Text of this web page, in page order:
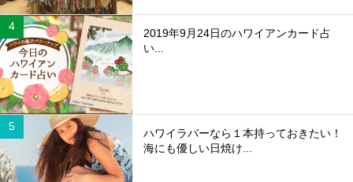
2019年9月24日のハワイアンカード占
い...
ハワイラバーなら１本持っておきたい！
海にも優しい日焼け...